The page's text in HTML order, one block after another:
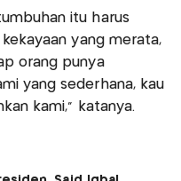
itu harus
yang merata,
orang punya
yang sederhana, kau
kami,” katanya.